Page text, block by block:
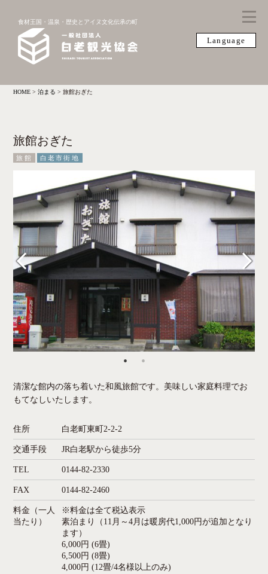
Language
食材王国・温泉・歴史とアイヌ文化伝承の町
HOME >泊まる >旅館おぎた
旅館おぎた
旅館 白老市街地
Previous Next
清潔な館内の落ち着いた和風旅館です。美味しい家庭料理でお
もてなしいたします。
住所 白老町東町2-2-2
交通手段 JR白老駅から徒歩5分
TEL 0144-82-2330
FAX 0144-82-2460
料金（一人
当たり）
※料金は全て税込表示
素泊まり（11月～4月は暖房代1,000円が追加となり
ます）
6,000円 (6畳)
6,500円 (8畳)
4,000円 (12畳/4名様以上のみ)